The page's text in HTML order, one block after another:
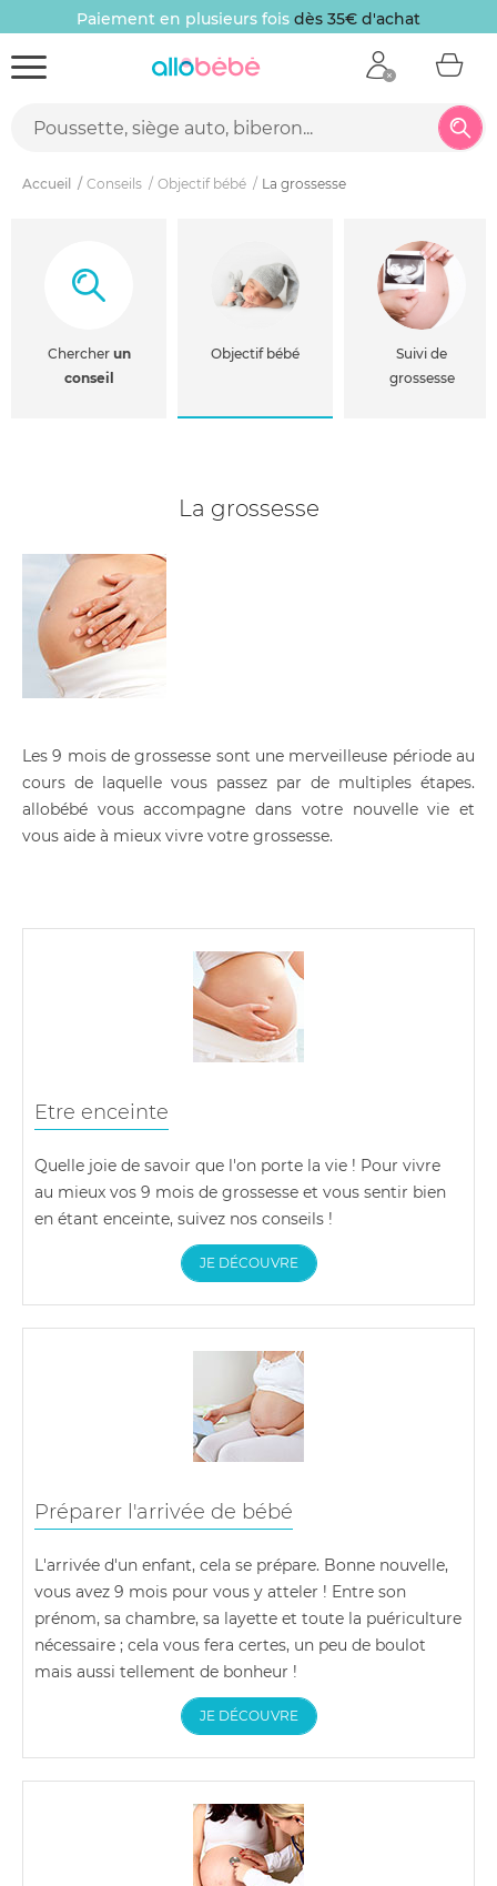
Paiement en plusieurs fois dès 35€ d'achat
Accueil Conseils Objectif bébé La grossesse
Chercher un
conseil
Objectif bébé
Suivi de
grossesse
La grossesse
Les 9 mois de grossesse sont une merveilleuse période au
cours de laquelle vous passez par de multiples étapes.
allobébé vous accompagne dans votre nouvelle vie et
vous aide à mieux vivre votre grossesse.
Etre enceinte
Quelle joie de savoir que l'on porte la vie ! Pour vivre
au mieux vos 9 mois de grossesse et vous sentir bien
en étant enceinte, suivez nos conseils !
JE DÉCOUVRE
Préparer l'arrivée de bébé
L'arrivée d'un enfant, cela se prépare. Bonne nouvelle,
vous avez 9 mois pour vous y atteler ! Entre son
prénom, sa chambre, sa layette et toute la puériculture
nécessaire ; cela vous fera certes, un peu de boulot
mais aussi tellement de bonheur !
JE DÉCOUVRE